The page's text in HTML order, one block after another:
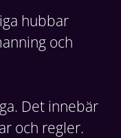
hubbar
och
Det innebär
och regler.